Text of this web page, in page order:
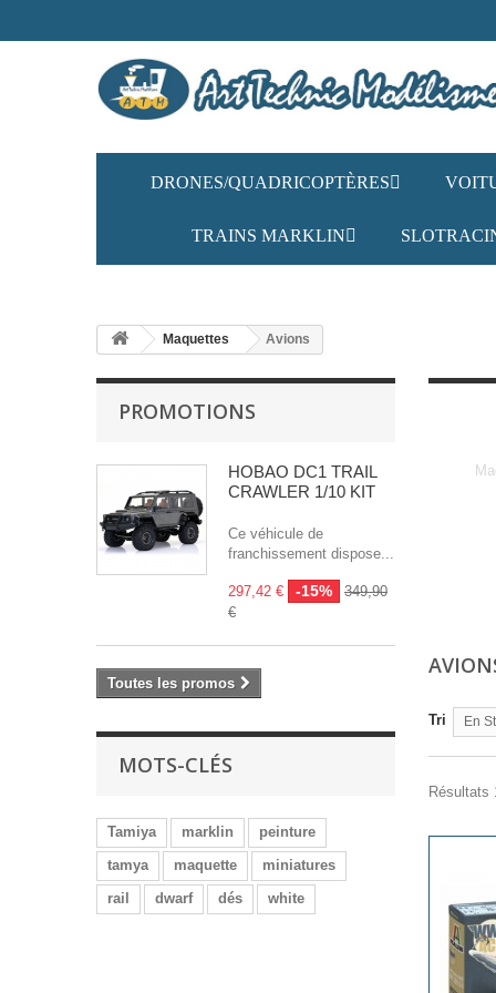
DRONES/QUADRICOPTÈRES
TRAINS MARKLIN
Maquettes Avions
PROMOTIONS
HOBAO DC1 TRAIL
CRAWLER 1/10 KIT
Ce véhicule de
franchissement dispose...
297,42 € -15%
349,90
€
Toutes les promos
MOTS-CLÉS
Tamiya marklin
peinture
tamya
maquette
miniatures
rail
dwarf dés white
Tri En
Résultats